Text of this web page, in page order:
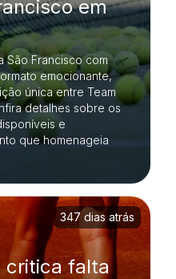
em
São Francisco com
emocionante,
única entre Team
detalhes sobre os
e
que homenageia
critica falta
347 dias atrás